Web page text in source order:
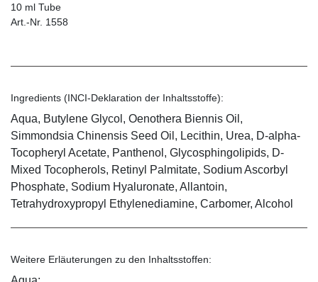
10 ml Tube
Art.-Nr. 1558
Ingredients (INCI-Deklaration der Inhaltsstoffe):
Aqua, Butylene Glycol, Oenothera Biennis Oil,
Simmondsia Chinensis Seed Oil, Lecithin, Urea, D-alpha-
Tocopheryl Acetate, Panthenol, Glycosphingolipids, D-
Mixed Tocopherols, Retinyl Palmitate, Sodium Ascorbyl
Phosphate, Sodium Hyaluronate, Allantoin,
Tetrahydroxypropyl Ethylenediamine, Carbomer, Alcohol
Weitere Erläuterungen zu den Inhaltsstoffen: